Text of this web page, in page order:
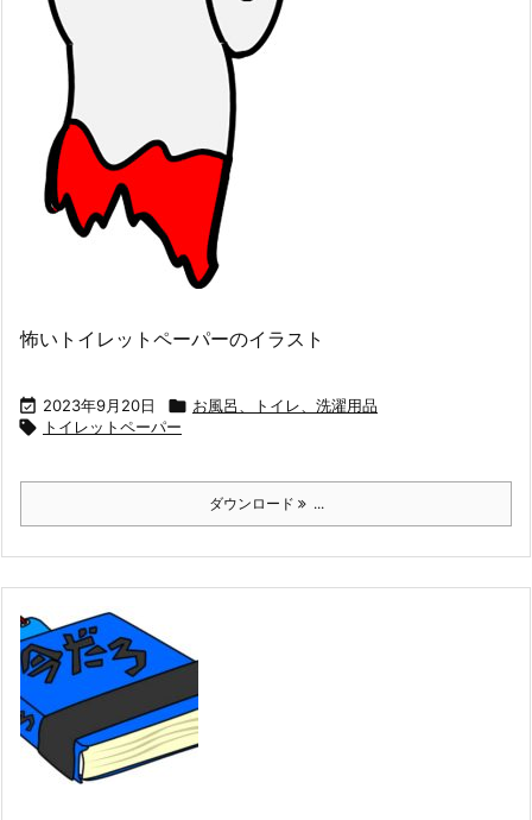
怖いトイレットペーパーのイラスト
 2023年9月20日  お風呂、トイレ、洗濯用品
 トイレットペーパー
ダウンロード ...